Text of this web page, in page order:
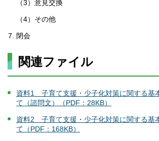
（3）意見交換
（4）その他
閉会
関連ファイル
資料1 子育て支援・少子化対策に関する基
て（諮問文）（PDF：28KB）
資料2 子育て支援・少子化対策に関する基
て（PDF：168KB）